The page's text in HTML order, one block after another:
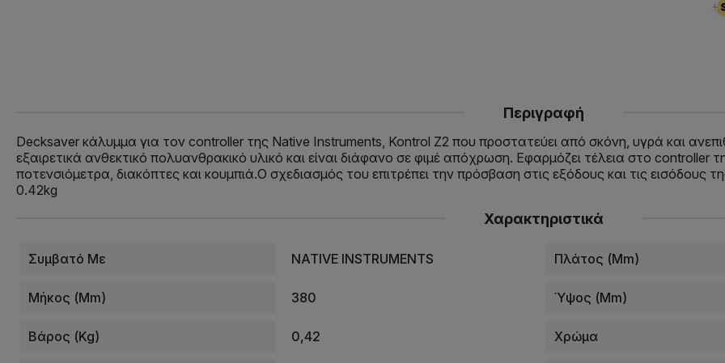
Περιγραφή
Decksaver κάλυμμα για τον controller της Native Instruments, Kontrol Z2 που προστατεύει από σκόνη, υγρά και
εξαιρετικά ανθεκτικό πολυανθρακικό υλικό και είναι διάφανο σε φιμέ απόχρωση. Εφαρμόζει τέλεια στο
ποτενσιόμετρα, διακόπτες και κουμπιά.Ο σχεδιασμός του επιτρέπει την πρόσβαση στις εξόδους και τις εισόδους
0.42kg
Χαρακτηριστικά
Συμβατό Με NATIVE INSTRUMENTS Πλάτος (mm)
Μήκος (mm) 380 Ύψος (mm)
Βάρος (kg) 0,42 Χρώμα